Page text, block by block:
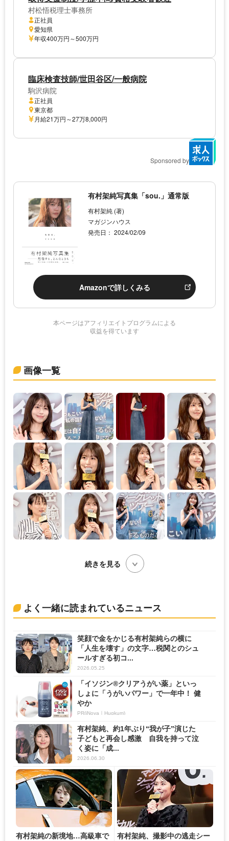
村松悟税理士事務所
正社員
愛知県
年収400万円～500万円
臨床検査技師/世田谷区/一般病院
駒沢病院
正社員
東京都
月給21万円～27万8,000円
Sponsored by
有村架純写真集「sou.」通常版
有村架純 (著)
マガジンハウス
発売日： 2024/02/09
Amazonで詳しくみる
本ページはアフィリエイトプログラムによる
収益を得ています
画像一覧
続きを見る
よく一緒に読まれているニュース
笑顔で金をかじる有村架純らの横に
「人生を壊す」の文字…税関とのシュ
ールすぎる初コ...
2026.05.25
「イソジン®クリアうがい薬」といっ
しょに「うがいパワー」で一年中！ 健
やか
PR(iNova｜Hugkum)
有村架純、約1年ぶり“我が子”演じた
子どもと再会し感激 自我を持って泣
く姿に「成...
2026.06.30
有村架純の新境地…高級車で
有村架純、撮影中の逃走シー